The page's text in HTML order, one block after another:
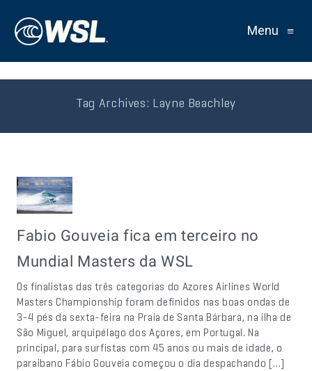
Menu ≡
Tag Archives: Layne Beachley
Fabio Gouveia fica em terceiro no
Mundial Masters da WSL
Os finalistas das três categorias do Azores Airlines World
Masters Championship foram definidos nas boas ondas de
3-4 pés da sexta-feira na Praia de Santa Bárbara, na ilha de
São Miguel, arquipélago dos Açores, em Portugal. Na
principal, para surfistas com 45 anos ou mais de idade, o
paraibano Fábio Gouveia começou o dia despachando […]